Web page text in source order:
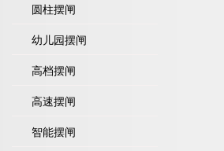
圆柱摆闸
幼儿园摆闸
高档摆闸
高速摆闸
智能摆闸